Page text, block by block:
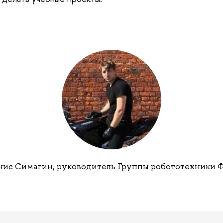
Симагин, руководитель Группы робототехники